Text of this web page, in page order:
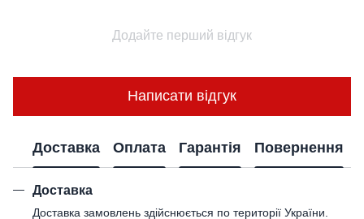
Додайте перший відгук
Написати відгук
Доставка Оплата Гарантія Повернення
Доставка
Доставка замовлень здійснюється по території України.